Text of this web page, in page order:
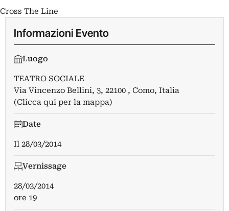
Cross The Line
Informazioni Evento
Luogo
TEATRO SOCIALE
Via Vincenzo Bellini, 3, 22100 , Como, Italia
(Clicca qui per la mappa)
Date
Il 28/03/2014
Vernissage
28/03/2014
ore 19